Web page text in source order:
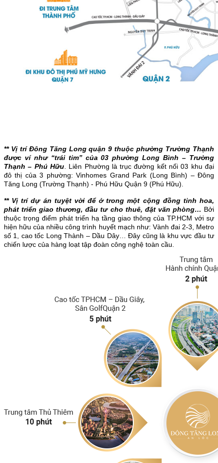
** Vị trí Đông Tăng Long quận 9 thuộc phường Trường Thạnh
được ví như “trái tim” của 03 phường Long Bình – Trường
Thạnh – Phú Hữu. Liên Phường là trục đường kết nối 03 khu đại
đô thị của 3 phường: Vinhomes Grand Park (Long Bình) – Đông
Tăng Long (Trường Thạnh) - Phú Hữu Quận 9 (Phú Hữu).
** Vị trí dự án tuyệt vời để ở trong một cộng đồng tinh hoa,
phát triển giao thương, đầu tư cho thuê, đặt văn phòng… Bởi
thuộc trọng điểm phát triển hạ tầng giao thông của TP.HCM với sự
hiện hữu của nhiều công trình huyết mạch như: Vành đai 2-3, Metro
số 1, cao tốc Long Thành – Dầu Dây… Đây cũng là khu vực đầu tư
chiến lược của hàng loạt tập đoàn công nghệ toàn cầu.